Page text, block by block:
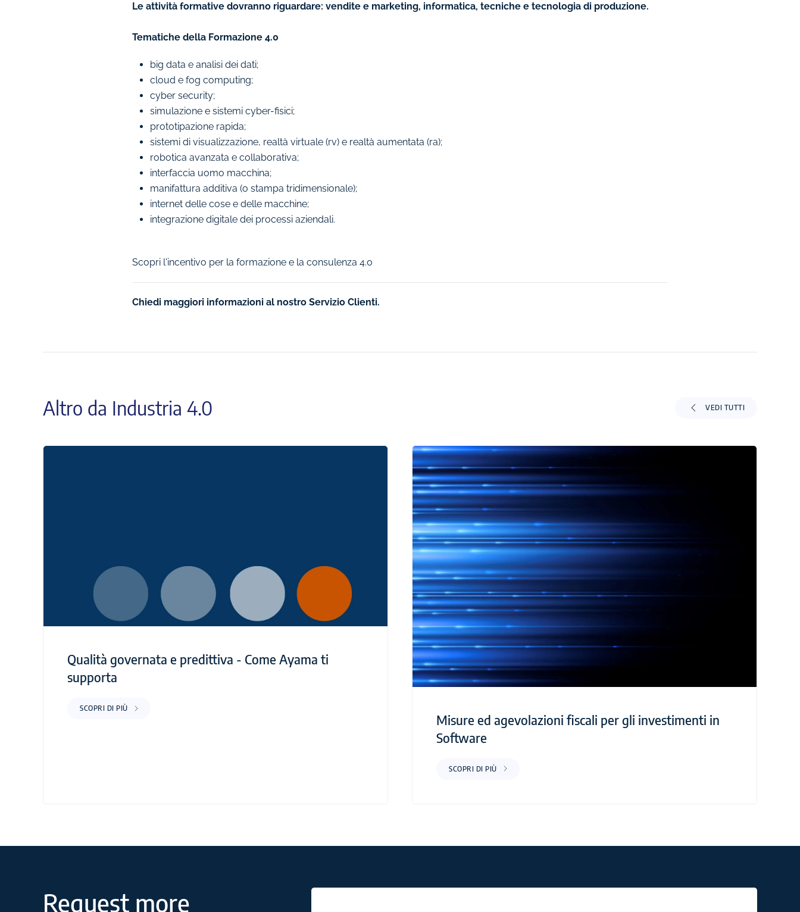
Le attività formative dovranno riguardare: vendite e marketing, informatica, tecniche e tecnologia di produzione.
Tematiche della Formazione 4.0
big data e analisi dei dati;
cloud e fog computing;
cyber security;
simulazione e sistemi cyber-fisici;
prototipazione rapida;
sistemi di visualizzazione, realtà virtuale (rv) e realtà aumentata (ra);
robotica avanzata e collaborativa;
interfaccia uomo macchina;
manifattura additiva (o stampa tridimensionale);
internet delle cose e delle macchine;
integrazione digitale dei processi aziendali.
Scopri l'incentivo per la formazione e la consulenza 4.0
Chiedi maggiori informazioni al nostro Servizio Clienti.
Altro da Industria 4.0 VEDI TUTTI
Qualità governata e predittiva - Come Ayama ti
supporta
SCOPRI DI PIÙ
Misure ed agevolazioni fiscali per gli investimenti in
Software
SCOPRI DI PIÙ
Request more